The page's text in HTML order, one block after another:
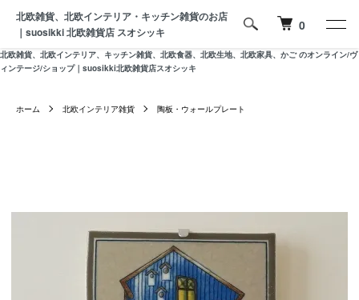
北欧雑貨、北欧インテリア、キッチン雑貨、北欧食器、北欧生地、北欧家具、かご のオンライン/ヴ
ィンテージ/ショップ｜suosikki北欧雑貨店スオシッキ
北欧雑貨、北欧インテリア・キッチン雑貨のお店
｜suosikki 北欧雑貨店 スオシッキ
0
ホーム 北欧インテリア雑貨 陶板・ウォールプレート